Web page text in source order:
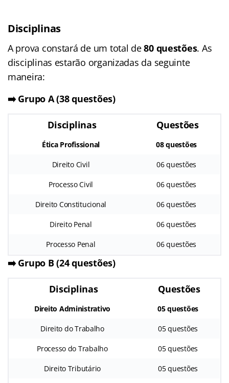
Disciplinas
A prova constará de um total de80 questões. As
disciplinas estarão organizadas da seguinte
maneira:
➡️Grupo A (38 questões)
Disciplinas Questões
Ética Profissional 08 questões
Direito Civil 06 questões
Processo Civil 06 questões
Direito Constitucional 06 questões
Direito Penal 06 questões
Processo Penal 06 questões
➡️Grupo B (24 questões)
Disciplinas Questões
Direito Administrativo 05 questões
Direito do Trabalho 05 questões
Processo do Trabalho 05 questões
Direito Tributário 05 questões